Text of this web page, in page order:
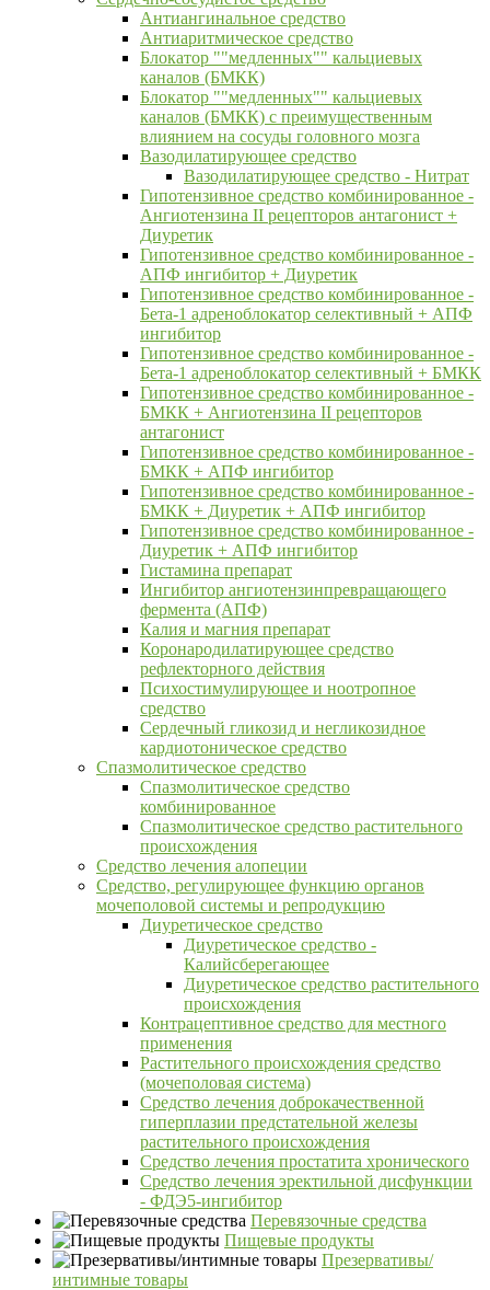
Антиангинальное средство
Антиаритмическое средство
Блокатор ""медленных"" кальциевых
каналов (БМКК)
Блокатор ""медленных"" кальциевых
каналов (БМКК) с преимущественным
влиянием на сосуды головного мозга
Вазодилатирующее средство
Вазодилатирующее средство - Нитрат
Гипотензивное средство комбинированное -
Ангиотензина II рецепторов антагонист +
Диуретик
Гипотензивное средство комбинированное -
АПФ ингибитор + Диуретик
Гипотензивное средство комбинированное -
Бета-1 адреноблокатор селективный + АПФ
ингибитор
Гипотензивное средство комбинированное -
Бета-1 адреноблокатор селективный + БМКК
Гипотензивное средство комбинированное -
БМКК + Ангиотензина II рецепторов
антагонист
Гипотензивное средство комбинированное -
БМКК + АПФ ингибитор
Гипотензивное средство комбинированное -
БМКК + Диуретик + АПФ ингибитор
Гипотензивное средство комбинированное -
Диуретик + АПФ ингибитор
Гистамина препарат
Ингибитор ангиотензинпревращающего
фермента (АПФ)
Калия и магния препарат
Коронародилатирующее средство
рефлекторного действия
Психостимулирующее и ноотропное
средство
Сердечный гликозид и негликозидное
кардиотоническое средство
Спазмолитическое средство
Спазмолитическое средство
комбинированное
Спазмолитическое средство растительного
происхождения
Средство лечения алопеции
Средство, регулирующее функцию органов
мочеполовой системы и репродукцию
Диуретическое средство
Диуретическое средство -
Калийсберегающее
Диуретическое средство растительного
происхождения
Контрацептивное средство для местного
применения
Растительного происхождения средство
(мочеполовая система)
Средство лечения доброкачественной
гиперплазии предстательной железы
растительного происхождения
Средство лечения простатита хронического
Средство лечения эректильной дисфункции
- ФДЭ5-ингибитор
Перевязочные средства
Пищевые продукты
Презервативы/
интимные товары